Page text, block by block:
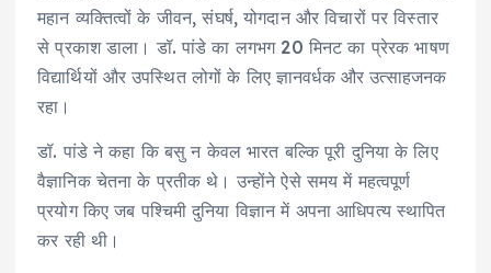
महान व्यक्तित्वों के जीवन, संघर्ष, योगदान और विचारों पर विस्तार
से प्रकाश डाला। डॉ. पांडे का लगभग 20 मिनट का प्रेरक भाषण
विद्यार्थियों और उपस्थित लोगों के लिए ज्ञानवर्धक और उत्साहजनक
रहा।
डॉ. पांडे ने कहा कि बसु न केवल भारत बल्कि पूरी दुनिया के लिए
वैज्ञानिक चेतना के प्रतीक थे। उन्होंने ऐसे समय में महत्वपूर्ण
प्रयोग किए जब पश्चिमी दुनिया विज्ञान में अपना आधिपत्य स्थापित
कर रही थी।